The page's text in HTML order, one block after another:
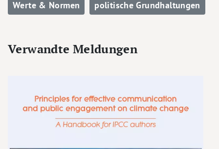
Werte & Normen politische Grundhaltungen
Verwandte Meldungen